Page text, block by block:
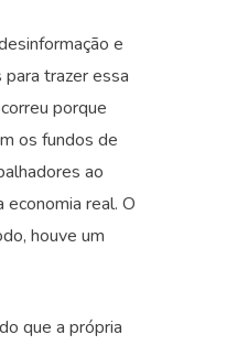
e
trazer essa
porque
os fundos de
ao
real. O
houve um
que a própria